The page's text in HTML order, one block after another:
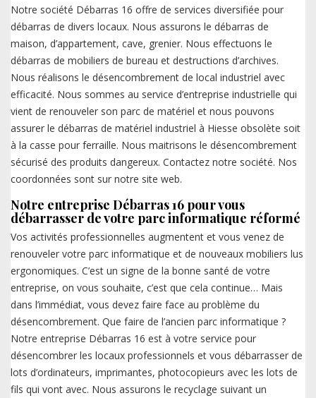
Notre société Débarras 16 offre de services diversifiée pour
débarras de divers locaux. Nous assurons le débarras de
maison, d’appartement, cave, grenier. Nous effectuons le
débarras de mobiliers de bureau et destructions d’archives.
Nous réalisons le désencombrement de local industriel avec
efficacité. Nous sommes au service d’entreprise industrielle qui
vient de renouveler son parc de matériel et nous pouvons
assurer le débarras de matériel industriel à Hiesse obsolète soit
à la casse pour ferraille. Nous maitrisons le désencombrement
sécurisé des produits dangereux. Contactez notre société. Nos
coordonnées sont sur notre site web.
Notre entreprise Débarras 16 pour vous
débarrasser de votre parc informatique réformé
Vos activités professionnelles augmentent et vous venez de
renouveler votre parc informatique et de nouveaux mobiliers lus
ergonomiques. C’est un signe de la bonne santé de votre
entreprise, on vous souhaite, c’est que cela continue… Mais
dans l’immédiat, vous devez faire face au problème du
désencombrement. Que faire de l’ancien parc informatique ?
Notre entreprise Débarras 16 est à votre service pour
désencombrer les locaux professionnels et vous débarrasser de
lots d’ordinateurs, imprimantes, photocopieurs avec les lots de
fils qui vont avec. Nous assurons le recyclage suivant un